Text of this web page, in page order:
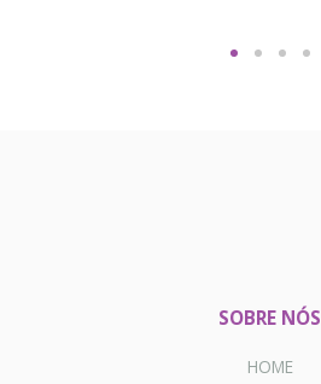
SOBRE NÓS
HOME